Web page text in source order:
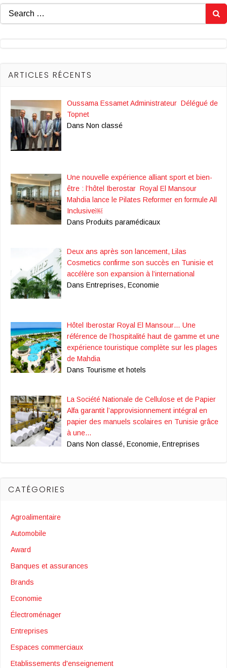
Search
for:
ARTICLES RÉCENTS
Oussama Essamet Administrateur Délégué de
Topnet
Dans Non classé
Une nouvelle expérience alliant sport et bien-
être : l’hôtel Iberostar Royal El Mansour
Mahdia lance le Pilates Reformer en formule All
Inclusive￼
Dans Produits paramédicaux
Deux ans après son lancement, Lilas
Cosmetics confirme son succès en Tunisie et
accélère son expansion à l’international
Dans Entreprises, Economie
Hôtel Iberostar Royal El Mansour… Une
référence de l’hospitalité haut de gamme et une
expérience touristique complète sur les plages
de Mahdia
Dans Tourisme et hotels
La Société Nationale de Cellulose et de Papier
Alfa garantit l’approvisionnement intégral en
papier des manuels scolaires en Tunisie grâce
à une…
Dans Non classé, Economie, Entreprises
CATÉGORIES
Agroalimentaire
Automobile
Award
Banques et assurances
Brands
Economie
Électroménager
Entreprises
Espaces commerciaux
Etablissements d'enseignement